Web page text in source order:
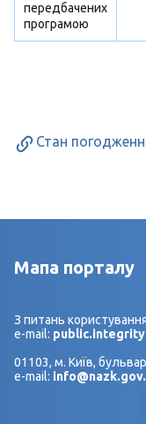
передбачених
програмою
Стан
Мапа порталу
З питань
e-mail:
01103, м. Київ,
e-mail: